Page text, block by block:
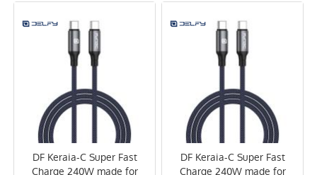
DF Keraia-C Super Fast
Charge 240W made for
DF Keraia-C Super Fast
Charge 240W made for